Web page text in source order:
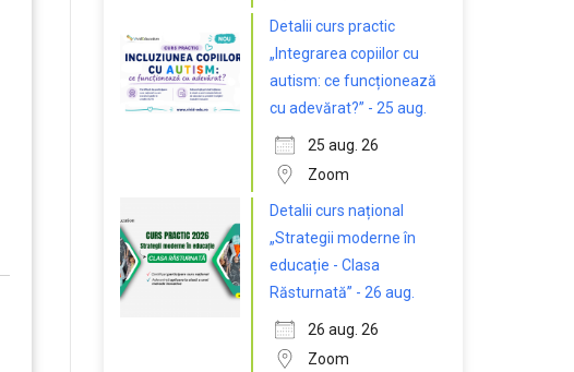
Detalii curs practic
„Integrarea copiilor cu
autism: ce funcționează
cu adevărat?” - 25 aug.
25 aug. 26
Zoom
Detalii curs național
„Strategii moderne în
educație - Clasa
Răsturnată” - 26 aug.
26 aug. 26
Zoom